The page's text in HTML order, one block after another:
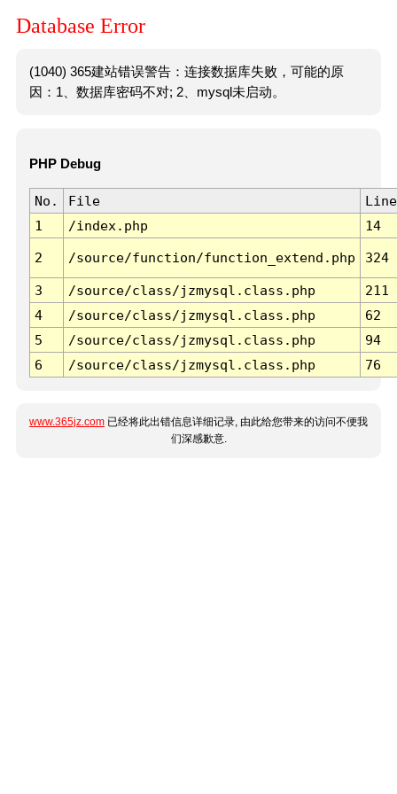
Database Error
(1040) 365建站错误警告：连接数据库失败，可能的原
因：1、数据库密码不对; 2、mysql未启动。
PHP Debug
No. File
Line
1
/index.php 14
2 /source/function/function_extend.php 324
3 /source/class/jzmysql.class.php
211
4
/source/class/jzmysql.class.php
62
5
/source/class/jzmysql.class.php
94
6
/source/class/jzmysql.class.php 76
www.365jz.com 已经将此出错信息详细记录, 由此给您带来的访问不便我
们深感歉意.